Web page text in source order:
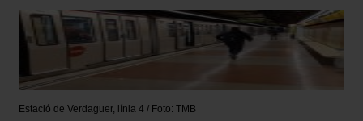
Estació de Verdaguer, línia 4 / Foto: TMB